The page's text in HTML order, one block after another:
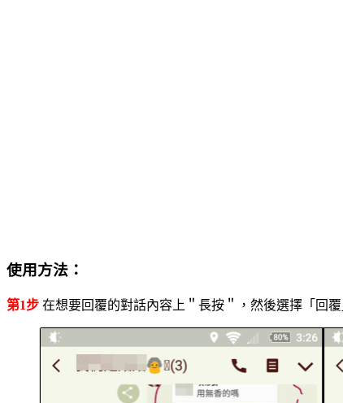
使用方法：
第1步 在想要回覆的對話內容上＂長按＂，然後選擇「回覆